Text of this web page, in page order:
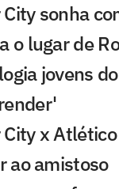
sonha
o lugar de
jovens
x
ao amistoso